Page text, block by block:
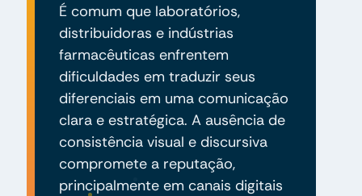
É comum que laboratórios,
distribuidoras e indústrias
farmacêuticas enfrentem
dificuldades em traduzir seus
diferenciais em uma comunicação
clara e estratégica. A ausência de
consistência visual e discursiva
compromete a reputação,
principalmente em canais digitais